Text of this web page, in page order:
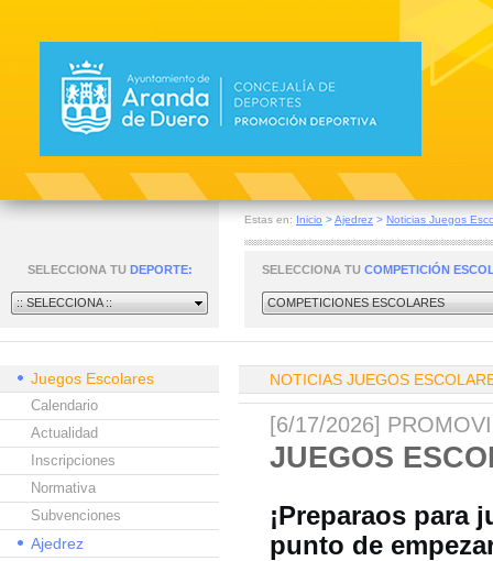
Estas en: Inicio >Ajedrez > Noticias Juegos
SELECCIONA TU DEPORTE:
:: SELECCIONA ::
SELECCIONA TU COMPETICIÓN
COMPETICIONES ESCOLARES
Juegos Escolares
Calendario
Actualidad
Inscripciones
Normativa
Subvenciones
Ajedrez
NOTICIAS JUEGOS
[6/17/2026]
JUEGOS
¡Preparaos para
punto de